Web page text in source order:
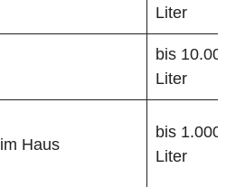
Liter
bis 10.000
Liter
im Haus
bis 1.000
Liter